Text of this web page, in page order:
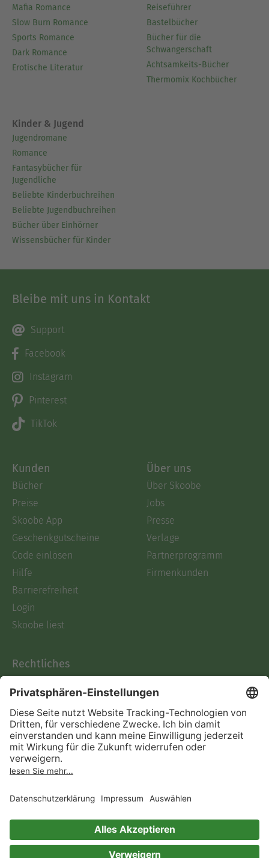
Mafia Romance
Slow Burn Romance
Sports Romance
Dark Romance
Erotische Literatur
Reiseführer
Bastelbücher
Bücher für die
Schwangerschaft
Achtsamkeits-Bücher
Thermomix Kochbücher
Kinder & Jugend
Jugendromane
Romance
Fantasybücher für
Jugendliche
Beliebte Kinderbuchreihen
Beliebte Jugendbuchreihen
Bücher über Einhörner
Wissensbücher für Kinder
Bleibe mit uns in Kontakt
Support
Facebook
Instagram
Pinterest
TikTok
Kunden
Bücher
Preise
Skoobe App
Geschenkgutscheine
Code einlösen
Hilfe
Barrierefreiheit
Login
Skoobe liest
Über uns
Über Skoobe
Jobs
Presse
Verlage
Partnerprogramm
Firmenkunden
Rechtliches
AGB
Informationen nach Data
Act
Verträge hier kündigen
Impressum
Immer ein gutes Buch